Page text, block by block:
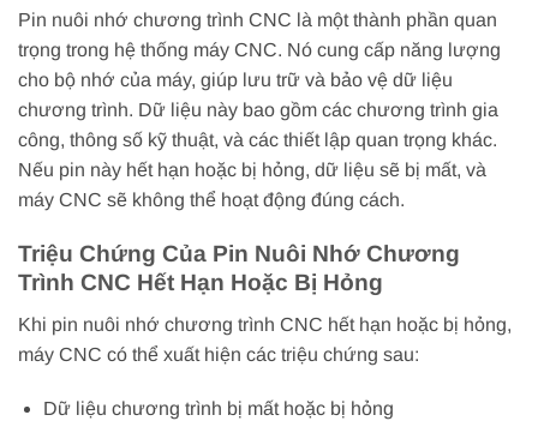
Pin nuôi nhớ chương trình CNC là một thành phần quan
trọng trong hệ thống máy CNC. Nó cung cấp năng lượng
cho bộ nhớ của máy, giúp lưu trữ và bảo vệ dữ liệu
chương trình. Dữ liệu này bao gồm các chương trình gia
công, thông số kỹ thuật, và các thiết lập quan trọng khác.
Nếu pin này hết hạn hoặc bị hỏng, dữ liệu sẽ bị mất, và
máy CNC sẽ không thể hoạt động đúng cách.
Triệu Chứng Của Pin Nuôi Nhớ Chương
Trình CNC Hết Hạn Hoặc Bị Hỏng
Khi pin nuôi nhớ chương trình CNC hết hạn hoặc bị hỏng,
máy CNC có thể xuất hiện các triệu chứng sau:
Dữ liệu chương trình bị mất hoặc bị hỏng